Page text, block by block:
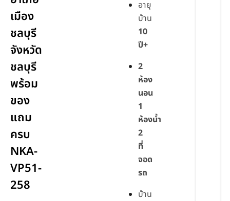
เมือง
ชลบุรี
จังหวัด
ชลบุรี
พร้อม
ของ
แถม
ครบ
NKA-
VP51-
258
อายุ
บ้าน
10
ปี+
2
ห้อง
นอน
1
ห้องน้ำ
2
ที่
จอด
รถ
บ้าน